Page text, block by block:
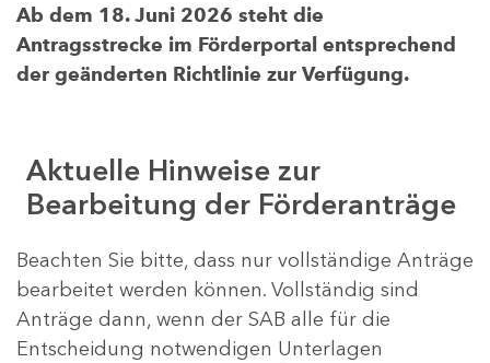
Ab dem 18. Juni 2026 steht die
Antragsstrecke im Förderportal entsprechend
der geänderten Richtlinie zur Verfügung.
Aktuelle Hinweise zur
Bearbeitung der Förderanträge
Beachten Sie bitte, dass nur vollständige Anträge
bearbeitet werden können. Vollständig sind
Anträge dann, wenn der SAB alle für die
Entscheidung notwendigen Unterlagen